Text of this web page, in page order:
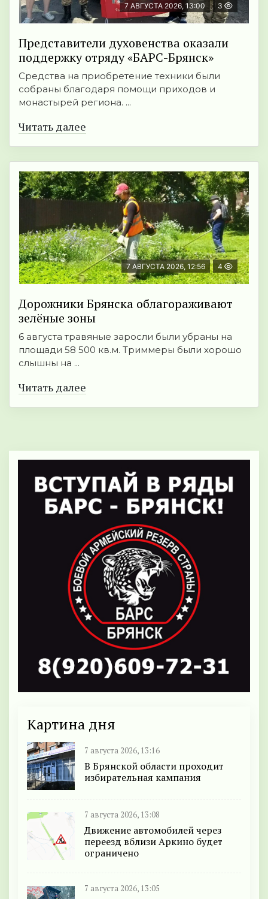
7 АВГУСТА 2026, 13:00 3
Представители духовенства оказали
поддержку отряду «БАРС-Брянск»
Средства на приобретение техники были
собраны благодаря помощи приходов и
монастырей региона. ...
Читать далее
7 АВГУСТА 2026, 12:56 4
Дорожники Брянска облагораживают
зелёные зоны
6 августа травяные заросли были убраны на
площади 58 500 кв.м. Триммеры были хорошо
слышны на ...
Читать далее
Картина дня
7 августа 2026, 13:16
В Брянской области проходит
избирательная кампания
7 августа 2026, 13:08
Движение автомобилей через
переезд вблизи Аркино будет
ограничено
7 августа 2026, 13:05